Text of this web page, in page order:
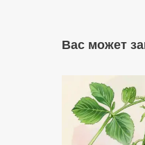
Вас может